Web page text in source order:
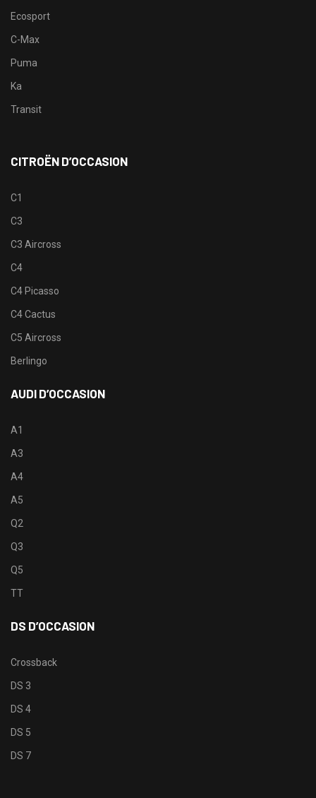
Ecosport
C-Max
Puma
Ka
Transit
CITROËN D’OCCASION
C1
C3
C3 Aircross
C4
C4 Picasso
C4 Cactus
C5 Aircross
Berlingo
AUDI D’OCCASION
A1
A3
A4
A5
Q2
Q3
Q5
TT
DS D’OCCASION
Crossback
DS 3
DS 4
DS 5
DS 7